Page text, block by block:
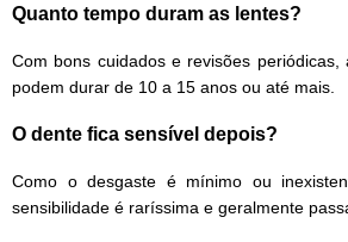
Quanto tempo duram as lentes?
Com bons cuidados e revisões periódicas,
podem durar de 10 a 15 anos ou até mais.
O dente fica sensível depois?
Como o desgaste é mínimo ou
sensibilidade é raríssima e geralmente